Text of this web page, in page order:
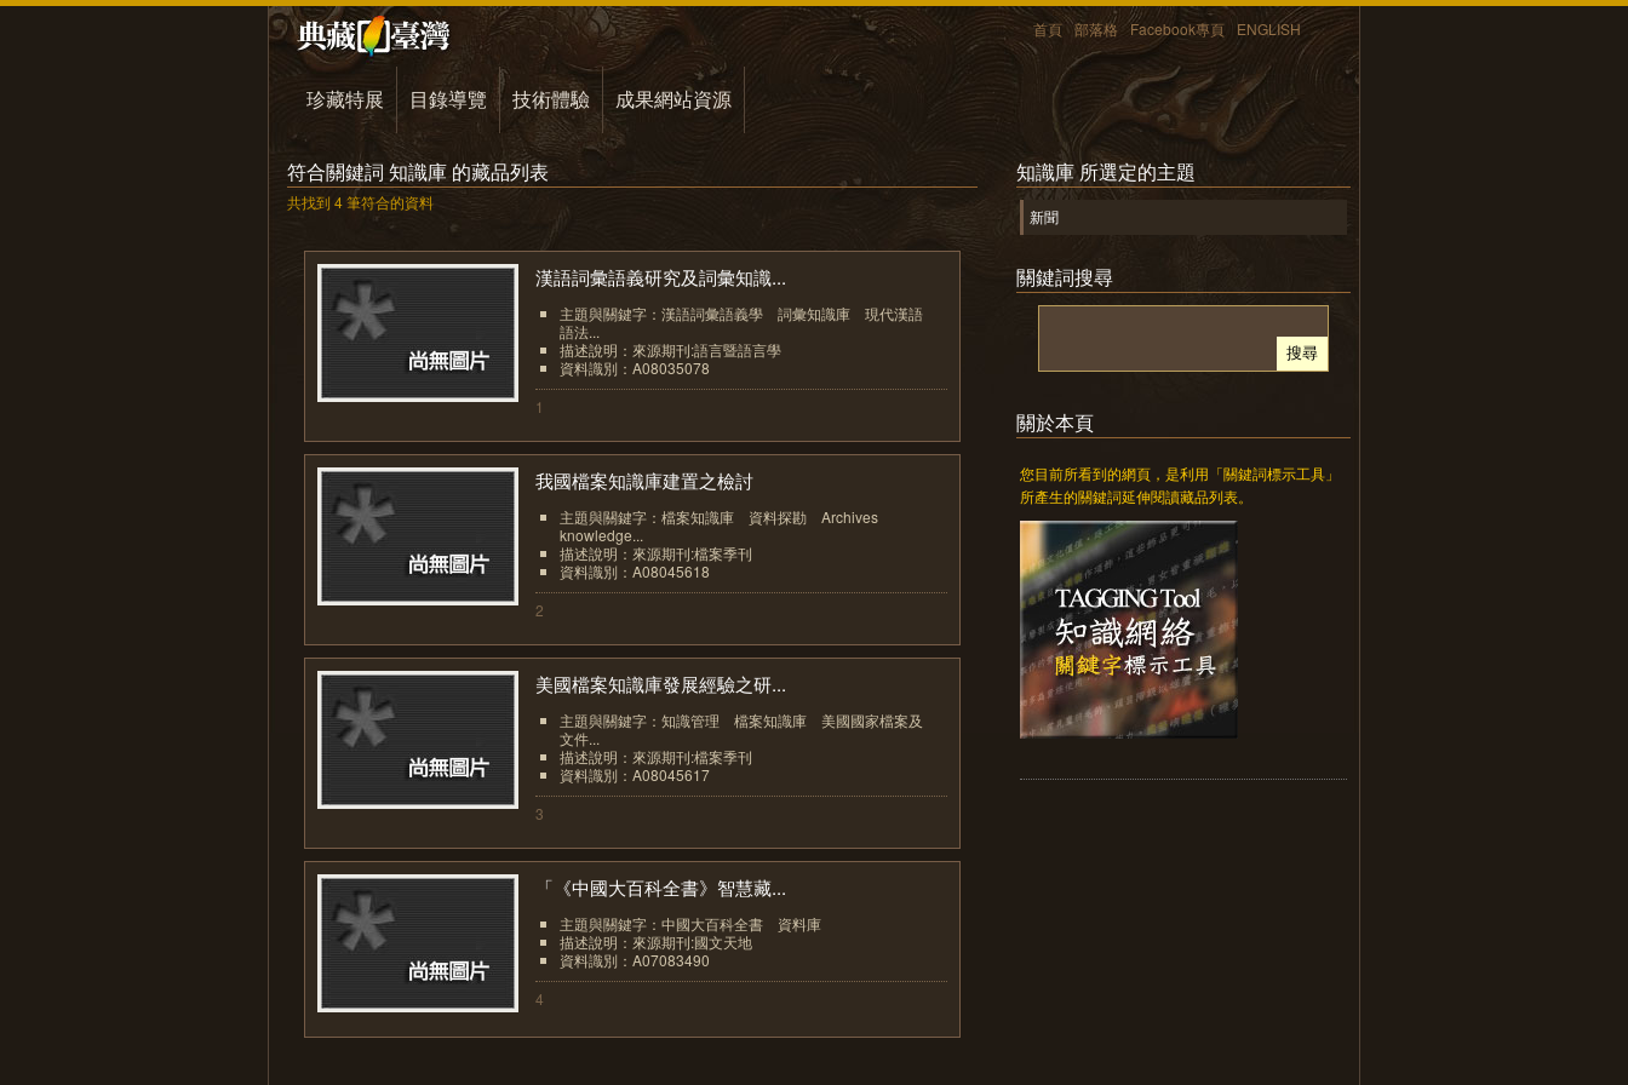
首頁 部落格 Facebook專頁 ENGLISH
珍藏特展 目錄導覽 技術體驗 成果網站資源
符合關鍵詞 知識庫 的藏品列表
共找到 4 筆符合的資料
漢語詞彙語義研究及詞彙知識...
主題與關鍵字：漢語詞彙語義學 詞彙知識庫 現代漢語
語法...
描述說明：來源期刊:語言暨語言學
資料識別：A08035078
1
我國檔案知識庫建置之檢討
主題與關鍵字：檔案知識庫 資料探勘 Archives
knowledge...
描述說明：來源期刊:檔案季刊
資料識別：A08045618
2
美國檔案知識庫發展經驗之研...
主題與關鍵字：知識管理 檔案知識庫 美國國家檔案及
文件...
描述說明：來源期刊:檔案季刊
資料識別：A08045617
3
「《中國大百科全書》智慧藏...
主題與關鍵字：中國大百科全書 資料庫
描述說明：來源期刊:國文天地
資料識別：A07083490
4
知識庫 所選定的主題
新聞
關鍵詞搜尋
關於本頁
您目前所看到的網頁，是利用「關鍵詞標示工具」
所產生的關鍵詞延伸閱讀藏品列表。